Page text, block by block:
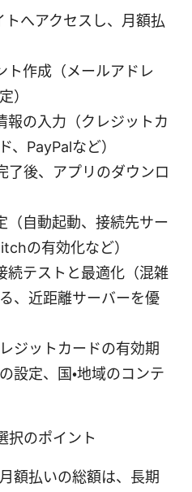
トへアクセスし、月額払
ト作成（メールアドレ
）
報の入力（クレジットカ
、PayPalなど）
了後、アプリのダウンロ
（自動起動、接続先サー
の有効化など）
続テストと最適化（混雑
、近距離サーバーを優
ジットカードの有効期
設定、国・地域のコンテ
択のポイント
額払いの総額は、長期